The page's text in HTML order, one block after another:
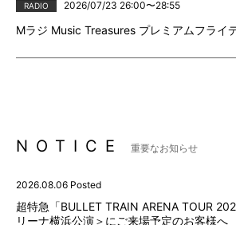
RADIO 2026/07/23 26:00〜28:55
Mラジ Music Treasures プレミアムフライ
NOTICE 重要なお知らせ
2026.08.06 Posted
超特急「BULLET TRAIN ARENA TOUR
リーナ横浜公演＞にご来場予定のお客様へ